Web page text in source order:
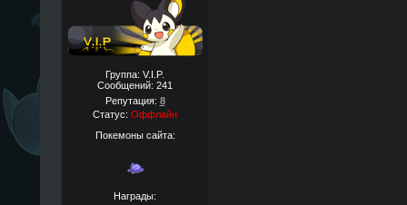
Группа: V.I.P.
Сообщений: 241
Репутация: 8
Статус: Оффлайн
Покемоны сайта:
Награды: